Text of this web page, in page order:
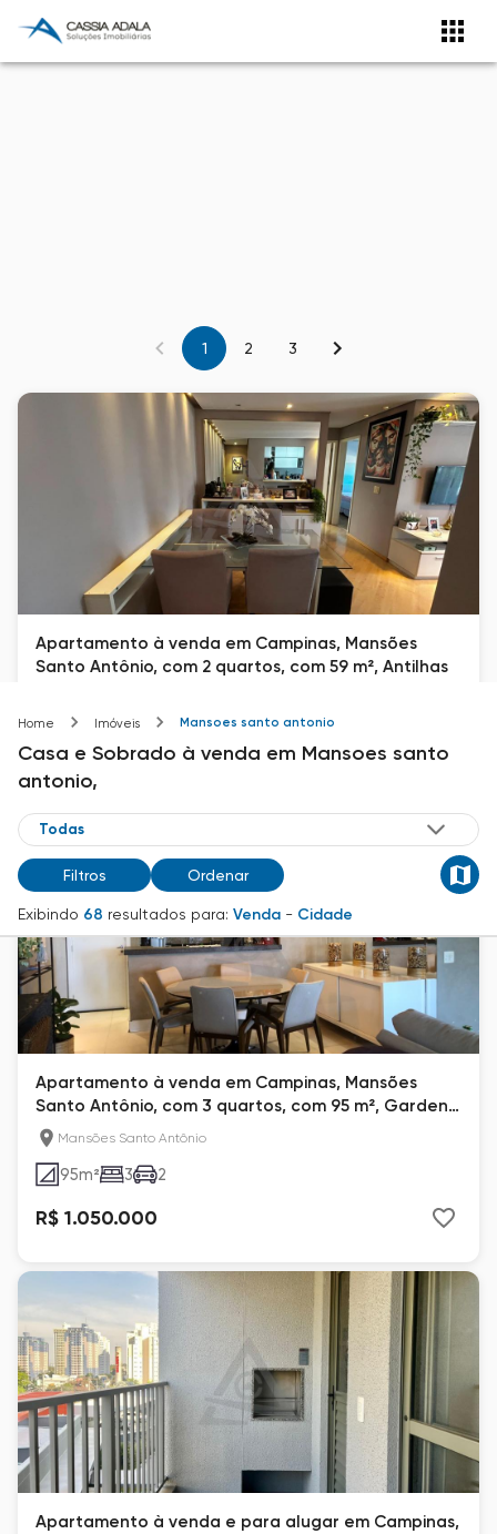
Home Imóveis Mansoes santo antonio
Casa e Sobrado à venda em Mansoes santo
antonio,
Filtros Ordenar
Exibindo 68 resultados para: Venda - Cidade
1 2 3
Apartamento à venda em Campinas, Mansões
Santo Antônio, com 2 quartos, com 59 m², Antilhas
R$ 585.000
Apartamento à venda em Campinas, Mansões
Santo Antônio, com 3 quartos, com 95 m², Garden
ClubMansões Santo Antônio
95m² 3 2
R$ 1.050.000
Apartamento à venda e para alugar em Campinas,